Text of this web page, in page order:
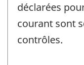
déclarées
courant sont
contrôles.